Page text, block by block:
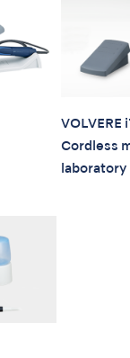
VOLVERE
Cordless
laboratory